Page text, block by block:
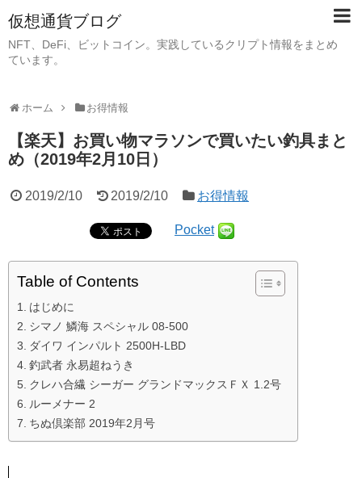
仮想通貨ブログ
NFT、DeFi、ビットコイン。実践しているクリプト情報をまとめ
ています。
ホーム お得情報
【楽天】お買い物マラソンで買いたい釣具まと
め（2019年2月10日）
2019/2/10 2019/2/10 お得情報
Pocket
Table of Contents
はじめに
シマノ 鱗海 スペシャル 08-500
ダイワ インパルト 2500H-LBD
釣武者 永易超ねうき
クレハ合繊 シーガー グランドマックスＦＸ 1.2号
ルーメナー 2
ちぬ倶楽部 2019年2月号